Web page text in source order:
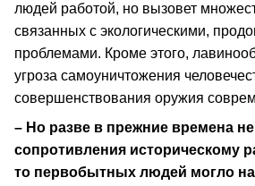
людей работой, но вызовет
связанных с экологическими,
проблемами. Кроме этого,
угроза самоуничтожения
совершенствования оружия
– Но разве в прежние времена
сопротивления историческому
то первобытных людей могло